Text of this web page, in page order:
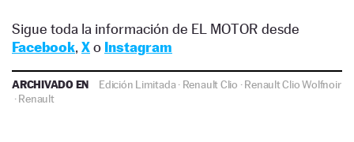
Sigue toda la información de EL MOTOR desde
Facebook, Xo Instagram
ARCHIVADO EN Edición Limitada· Renault Clio ·Renault Clio Wolfnoir
·Renault